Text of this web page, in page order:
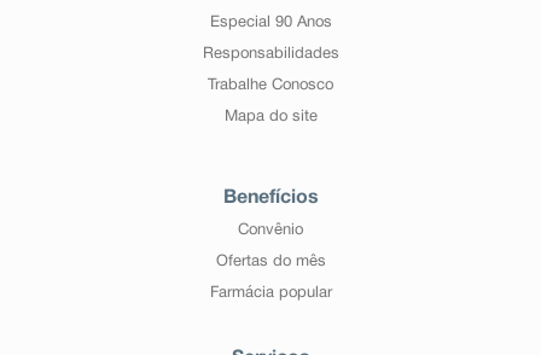
Especial 90 Anos
Responsabilidades
Trabalhe Conosco
Mapa do site
Benefícios
Convênio
Ofertas do mês
Farmácia popular